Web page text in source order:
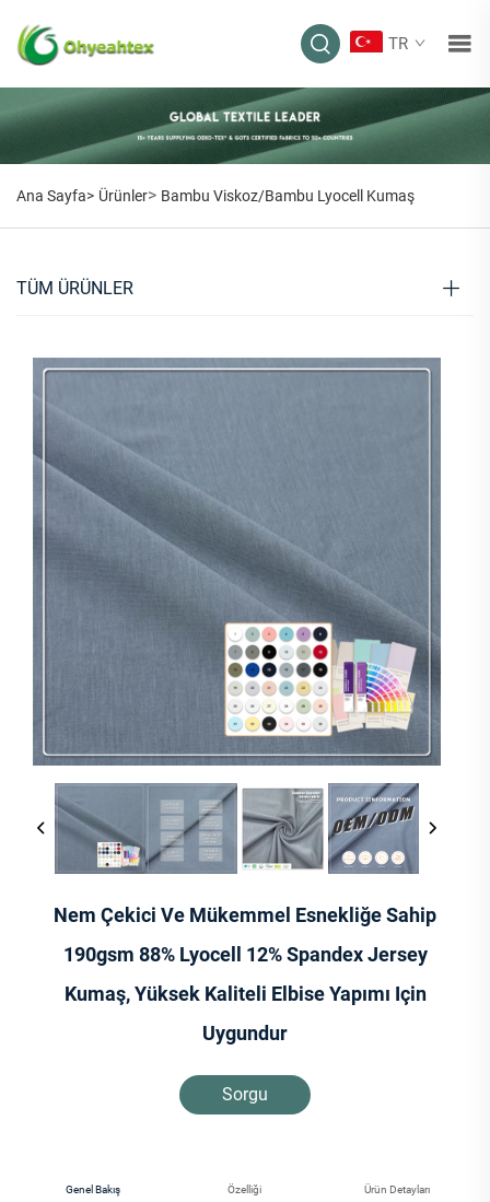
TR
Ana Sayfa> Ürünler> Bambu Viskoz/Bambu Lyocell Kumaş
TÜM ÜRÜNLER
Nem Çekici Ve Mükemmel Esnekliğe Sahip
190gsm 88% Lyocell 12% Spandex Jersey
Kumaş, Yüksek Kaliteli Elbise Yapımı Için
Uygundur
Sorgu
Genel Bakış Özelliği Ürün Detayları